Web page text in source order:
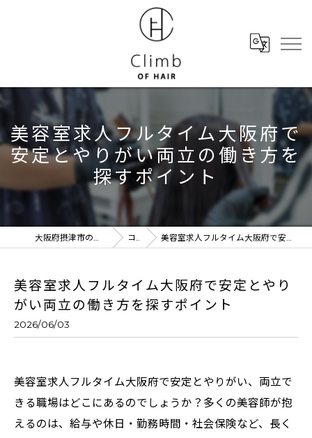
美容室求人フルタイム大阪府で
安定とやりがい両立の働き方を
探すポイント
大阪府摂津市の美容室ならClimb of hair コラム 美容室求人フルタイム大阪府で安定とやりがい両立の働き方を探すポイント
美容室求人フルタイム大阪府で安定とやり
がい両立の働き方を探すポイント
2026/06/03
美容室求人フルタイム大阪府で安定とやりがい、両立で
きる職場はどこにあるのでしょうか？多くの美容師が抱
えるのは、給与や休日・勤務時間・社会保険など、長く